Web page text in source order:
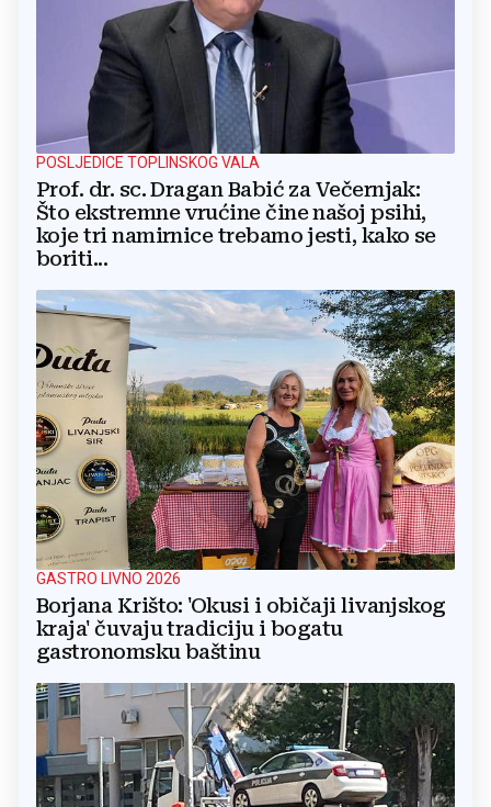
POSLJEDICE TOPLINSKOG VALA
Prof. dr. sc. Dragan Babić za Večernjak:
Što ekstremne vrućine čine našoj psihi,
koje tri namirnice trebamo jesti, kako se
boriti...
GASTRO LIVNO 2026
Borjana Krišto: 'Okusi i običaji livanjskog
kraja' čuvaju tradiciju i bogatu
gastronomsku baštinu